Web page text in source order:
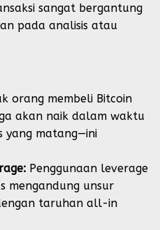
sangat bergantung
pada analisis atau
orang membeli Bitcoin
akan naik dalam waktu
yang matang—ini
Penggunaan leverage
mengandung unsur
taruhan all-in